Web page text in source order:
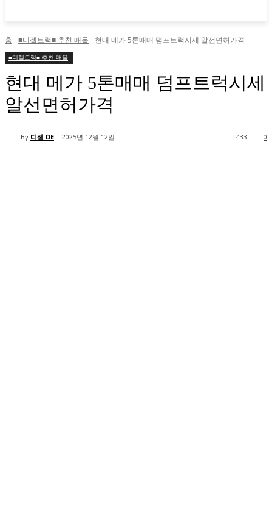
홈 ■디젤트럭■ 추천.매물 현대 메가 5톤매매 덤프트럭시세 알선면허가격
■디젤트럭■ 추천.매물
현대 메가 5톤매매 덤프트럭시세
알선면허가격
By 디젤 DE 2025년 12월 12일 0
433